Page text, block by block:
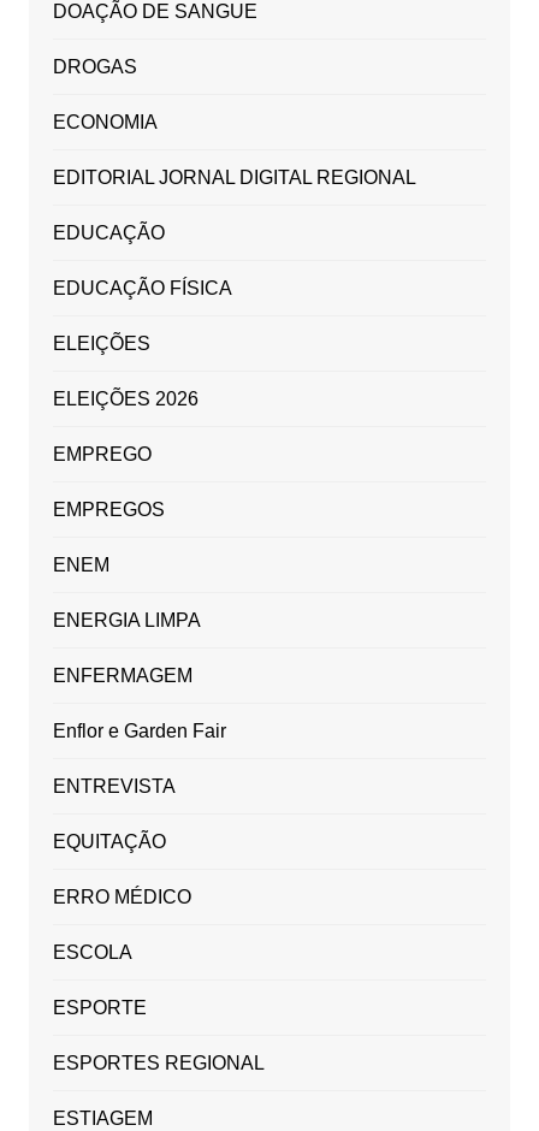
DOAÇÃO DE SANGUE
DROGAS
ECONOMIA
EDITORIAL JORNAL DIGITAL REGIONAL
EDUCAÇÃO
EDUCAÇÃO FÍSICA
ELEIÇÕES
ELEIÇÕES 2026
EMPREGO
EMPREGOS
ENEM
ENERGIA LIMPA
ENFERMAGEM
Enflor e Garden Fair
ENTREVISTA
EQUITAÇÃO
ERRO MÉDICO
ESCOLA
ESPORTE
ESPORTES REGIONAL
ESTIAGEM